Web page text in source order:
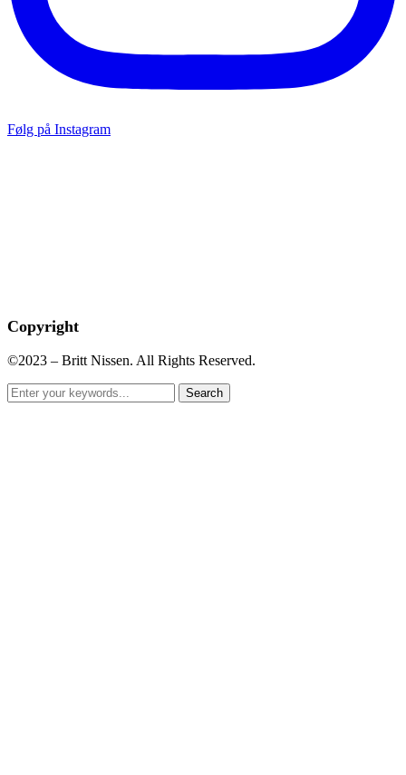
Følg på Instagram
Copyright
©2023 – Britt Nissen. All Rights Reserved.